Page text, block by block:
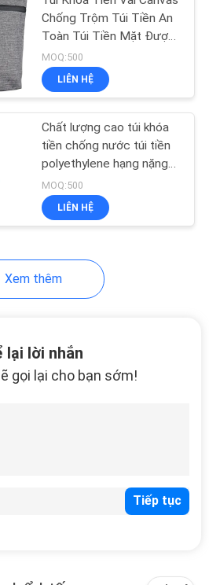
chống thấm
điện tử
Chống Trộm Túi Tiền An
Toàn Túi Tiền Mặt Được
Thiết Kế cho Ngân Hàng,
Nhà Bán Lẻ và Quản Lý
Tiền Mặt
MOQ:500
LIÊN HỆ
Chất lượng cao túi khóa
tiền chống nước túi tiền
polyethylene hạng nặng
hoàn hảo cho vận chuyển
và lưu trữ an toàn
MOQ:500
LIÊN HỆ
Xem thêm
lại lời nhắn
gọi lại cho bạn sớm!